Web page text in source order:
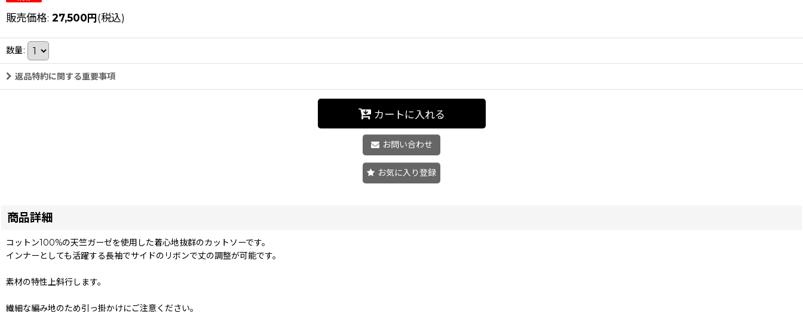
販売価格: 27,500円(税込)
数量:
返品特約に関する重要事項
カートに入れる
お問い合わせ
お気に入り登録
商品詳細
コットン100%の天竺ガーゼを使用した着心地抜群のカットソーです。
インナーとしても活躍する長袖でサイドのリボンで丈の調整が可能です。
素材の特性上斜行します。
繊細な編み地のため引っ掛かけにご注意ください。